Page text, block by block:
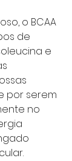
o BCAA
de
e
por serem
no